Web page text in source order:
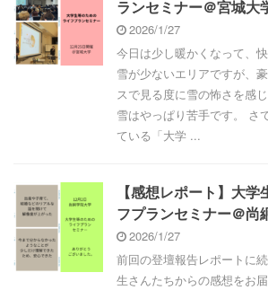
ランセミナー＠宮城大
2026/1/27
今日は少し暖かくなって、
雪が少ないエリアですが、
スで見る度に雪の怖さを感
雪はやっぱり苦手です。 さ
ている「大学 ...
【感想レポート】大学
フプランセミナー＠尚
2026/1/27
前回の登壇報告レポートに
生さんたちからの感想をお